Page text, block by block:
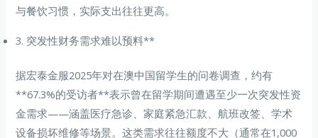
与餐饮习惯，实际支出往往更高。
3. 突发性财务需求难以预料**
据宏泰金服2025年对在澳中国留学生的问卷调查，约有
**67.3%的受访者**表示曾在留学期间遭遇至少一次突发性资
金需求——涵盖医疗急诊、家庭紧急汇款、航班改签、学术
设备损坏维修等场景。这类需求往往额度不大（通常在1,000